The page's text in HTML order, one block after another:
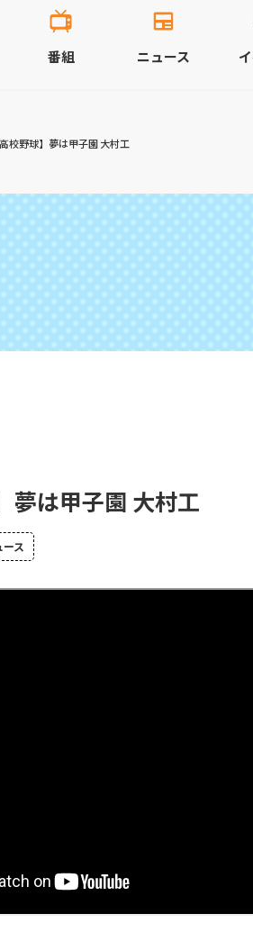
番組 ニュース
高校野球】夢は甲子園 大村工
夢は甲子園 大村工
ース